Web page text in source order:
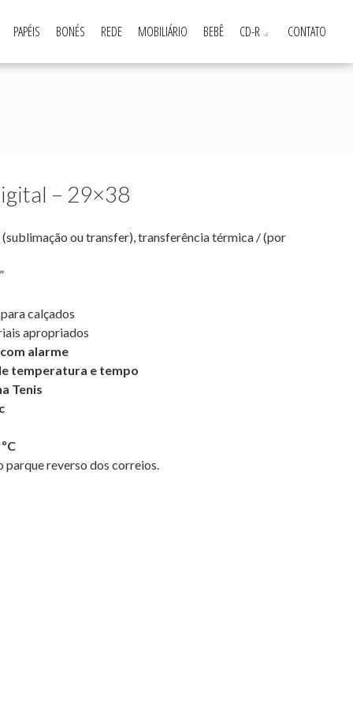
PAPÉIS BONÉS REDE MOBILIÁRIO BEBÊ CD-R CONTATO
– 29×38
ou transfer), transferência térmica / (por
calçados
apropriados
alarme
temperatura e tempo
Tenis
reverso dos correios.